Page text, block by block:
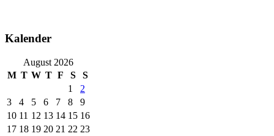
Kalender
August 2026
M T W T F S
S
1
2
3
4 5 6 7 8
9
10 11 12 13 14 15 16
17 18 19 20 21 22 23